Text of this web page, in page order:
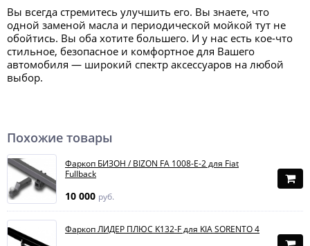
Вы всегда стремитесь улучшить его. Вы знаете, что
одной заменой масла и периодической мойкой тут не
обойтись. Вы оба хотите большего. И у нас есть кое-что
стильное, безопасное и комфортное для Вашего
автомобиля — широкий спектр аксессуаров на любой
выбор.
Похожие товары
Фаркоп БИЗОН / BIZON FA 1008-E-2 для Fiat
Fullback
10 000 руб.
Фаркоп ЛИДЕР ПЛЮС K132-F для KIA SORENTO 4